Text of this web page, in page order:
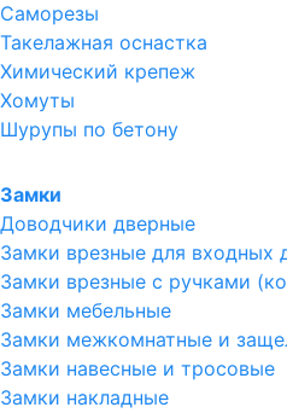
Саморезы
Такелажная оснастка
Химический крепеж
Хомуты
Шурупы по бетону
Замки
Доводчики дверные
Замки врезные для входных
Замки врезные с ручками
Замки мебельные
Замки межкомнатные и
Замки навесные и тросовые
Замки накладные